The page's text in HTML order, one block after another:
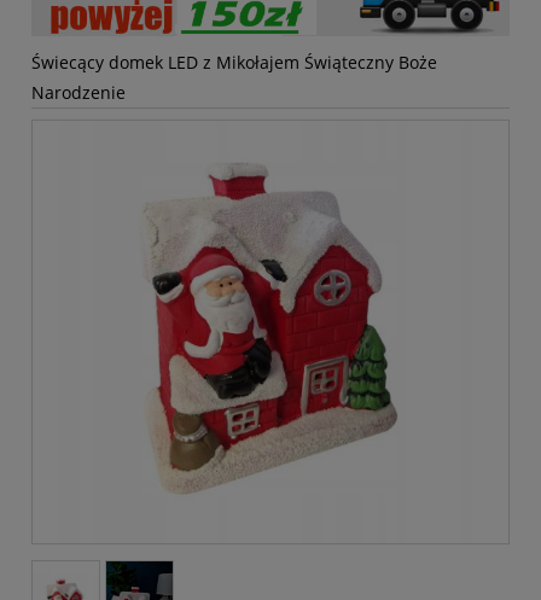
Świecący domek LED z Mikołajem Świąteczny Boże
Narodzenie